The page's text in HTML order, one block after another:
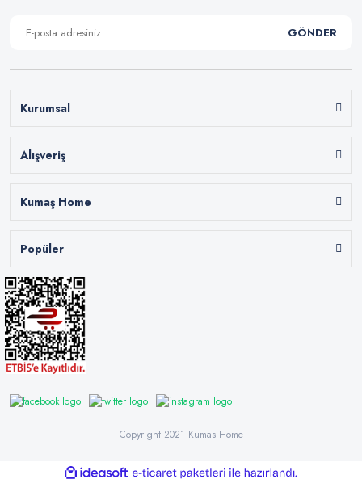
GÖNDER
Kurumsal
Alışveriş
Kumaş Home
Popüler
Copyright 2021 Kumas Home
ideasoft e-